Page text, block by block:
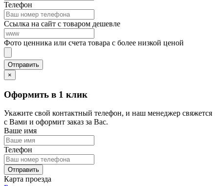
Телефон
Ссылка на сайт с товаром дешевле
Фото ценника или счета товара с более низкой ценой
×
Оформить в 1 клик
Укажите свой контактный телефон, и наш менеджер свяжется
с Вами и оформит заказ за Вас.
Ваше имя
Телефон
Карта проезда